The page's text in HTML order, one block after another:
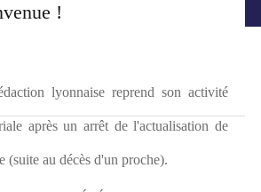
!
lyonnaise reprend son activité
après un arrêt de l'actualisation de
(suite au décès d'un proche).